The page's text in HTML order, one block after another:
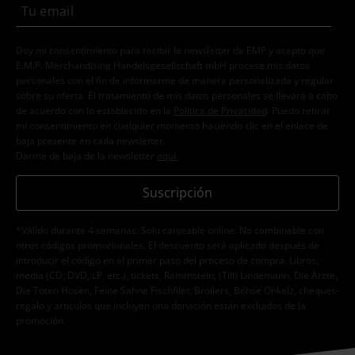
Doy mi consentimiento para recibir la newsletter de EMP y acepto que
E.M.P. Merchandising Handelsgesellschaft mbH procese mis datos
personales con el fin de informarme de manera personalizada y regular
sobre su oferta. El tratamiento de mis datos personales se llevará a cabo
de acuerdo con lo establecido en la
Política de Privacidad . Puedo retirar
mi consentimiento en cualquier momento haciendo clic en el enlace de
baja presente en cada newsletter.
Darme de baja de la newsletter
aquí
Suscripción
*Válido durante 4 semanas. Solo canjeable online. No combinable con
otros códigos promocionales. El descuento será aplicado después de
introducir el código en el primer paso del proceso de compra. Libros,
media (CD, DVD, LP, etc.), tickets, Rammstein, (Till) Lindemann, Die Ärzte,
Die Toten Hosen, Feine Sahne Fischfilet, Broilers, Böhse Onkelz, cheques-
regalo y artículos que incluyen una donación están excluidos de la
promoción.